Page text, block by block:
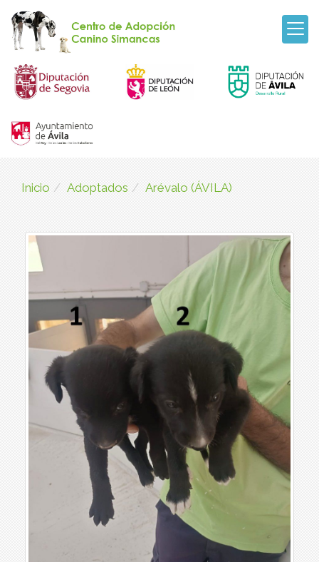
Inicio Adoptados Arévalo (ÁVILA)